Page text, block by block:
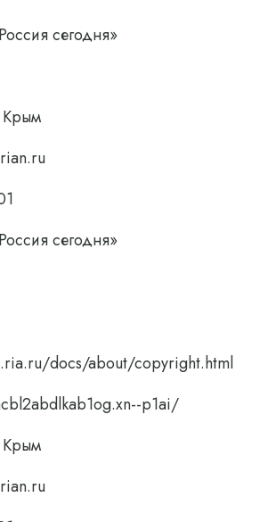
сегодня»
сегодня»
docs/about/copyright.html
p1ai/